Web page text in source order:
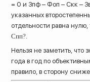
= 0 и Зпф – Фоп – Скк –
указанных
отдельности равна
Спп?.
Нельзя не заметить, что
года в год по
правило, в сторону